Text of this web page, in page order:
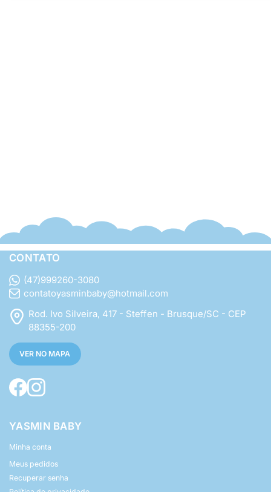
CONTATO
(47)999260-3080
contatoyasminbaby@hotmail.com
Rod. Ivo Silveira, 417 - Steffen - Brusque/SC - CEP
88355-200
VER NO MAPA
YASMIN BABY
Minha conta
Meus pedidos
Recuperar senha